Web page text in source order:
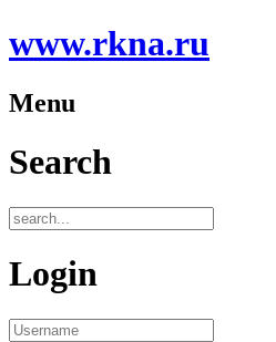
www.rkna.ru
Menu
Search
Login